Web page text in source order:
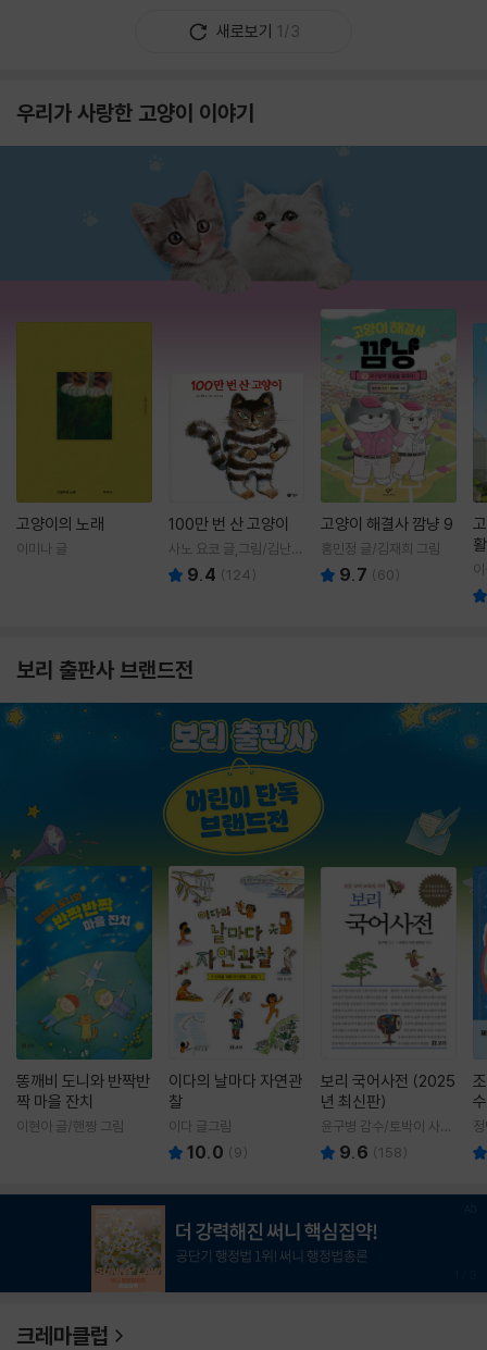
새로보기 1/3
우리가 사랑한 고양이 이야기
고양이의 노래
이미나 글
100만 번 산 고양이
사노 요코 글,그림/김난주
역 9.4 (124)
고양이 해결사 깜냥 9
홍민정 글/김재희 그림
9.7 (60)
보리 출판사 브랜드전
똥깨비 도니와 반짝반
짝 마을 잔치
이현아 글/핸짱 그림
이다의 날마다 자연관
찰
이다 글그림
10.0 (9)
보리 국어사전 (2025
년 최신판)
윤구병 감수/토박이 사전
편찬실 편
9.6 (158)
크레마클럽